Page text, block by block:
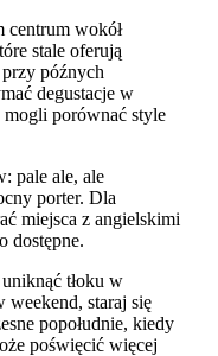
centrum wokół
stale oferują
późnych
degustacje w
porównać style
pale ale, ale
porter. Dla
miejsca z angielskimi
dostępne.
tłoku w
weekend, staraj się
popołudnie, kiedy
poświęcić więcej